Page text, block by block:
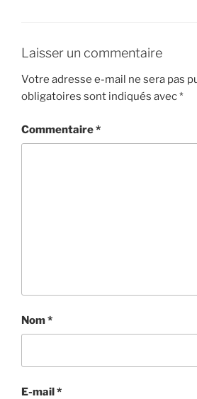
Laisser un commentaire
Votre adresse e-mail ne sera pas
obligatoires sont indiqués avec*
Commentaire*
Nom*
E-mail*